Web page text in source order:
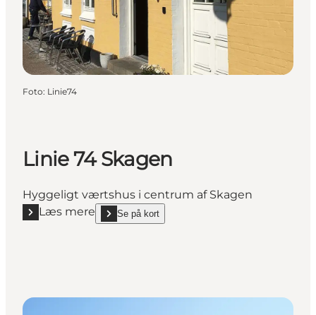
Foto: Linie74
Linie 74 Skagen
Hyggeligt værtshus i centrum af Skagen
Læs mere
Læs mere "Linie 74 Skagen"
Se på kort
show Linie 74 Skagen on_map